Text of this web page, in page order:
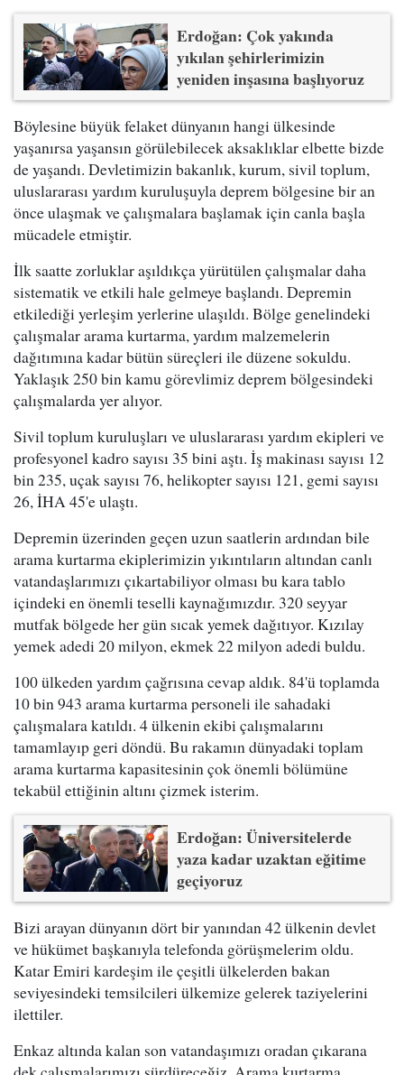
Erdoğan: Çok yakında
yıkılan şehirlerimizin
yeniden inşasına başlıyoruz
Böylesine büyük felaket dünyanın hangi ülkesinde
yaşanırsa yaşansın görülebilecek aksaklıklar elbette bizde
de yaşandı. Devletimizin bakanlık, kurum, sivil toplum,
uluslararası yardım kuruluşuyla deprem bölgesine bir an
önce ulaşmak ve çalışmalara başlamak için canla başla
mücadele etmiştir.
İlk saatte zorluklar aşıldıkça yürütülen çalışmalar daha
sistematik ve etkili hale gelmeye başlandı. Depremin
etkilediği yerleşim yerlerine ulaşıldı. Bölge genelindeki
çalışmalar arama kurtarma, yardım malzemelerin
dağıtımına kadar bütün süreçleri ile düzene sokuldu.
Yaklaşık 250 bin kamu görevlimiz deprem bölgesindeki
çalışmalarda yer alıyor.
Sivil toplum kuruluşları ve uluslararası yardım ekipleri ve
profesyonel kadro sayısı 35 bini aştı. İş makinası sayısı 12
bin 235, uçak sayısı 76, helikopter sayısı 121, gemi sayısı
26, İHA 45'e ulaştı.
Depremin üzerinden geçen uzun saatlerin ardından bile
arama kurtarma ekiplerimizin yıkıntıların altından canlı
vatandaşlarımızı çıkartabiliyor olması bu kara tablo
içindeki en önemli teselli kaynağımızdır. 320 seyyar
mutfak bölgede her gün sıcak yemek dağıtıyor. Kızılay
yemek adedi 20 milyon, ekmek 22 milyon adedi buldu.
100 ülkeden yardım çağrısına cevap aldık. 84'ü toplamda
10 bin 943 arama kurtarma personeli ile sahadaki
çalışmalara katıldı. 4 ülkenin ekibi çalışmalarını
tamamlayıp geri döndü. Bu rakamın dünyadaki toplam
arama kurtarma kapasitesinin çok önemli bölümüne
tekabül ettiğinin altını çizmek isterim.
Erdoğan: Üniversitelerde
yaza kadar uzaktan eğitime
geçiyoruz
Bizi arayan dünyanın dört bir yanından 42 ülkenin devlet
ve hükümet başkanıyla telefonda görüşmelerim oldu.
Katar Emiri kardeşim ile çeşitli ülkelerden bakan
seviyesindeki temsilcileri ülkemize gelerek taziyelerini
ilettiler.
Enkaz altında kalan son vatandaşımızı oradan çıkarana